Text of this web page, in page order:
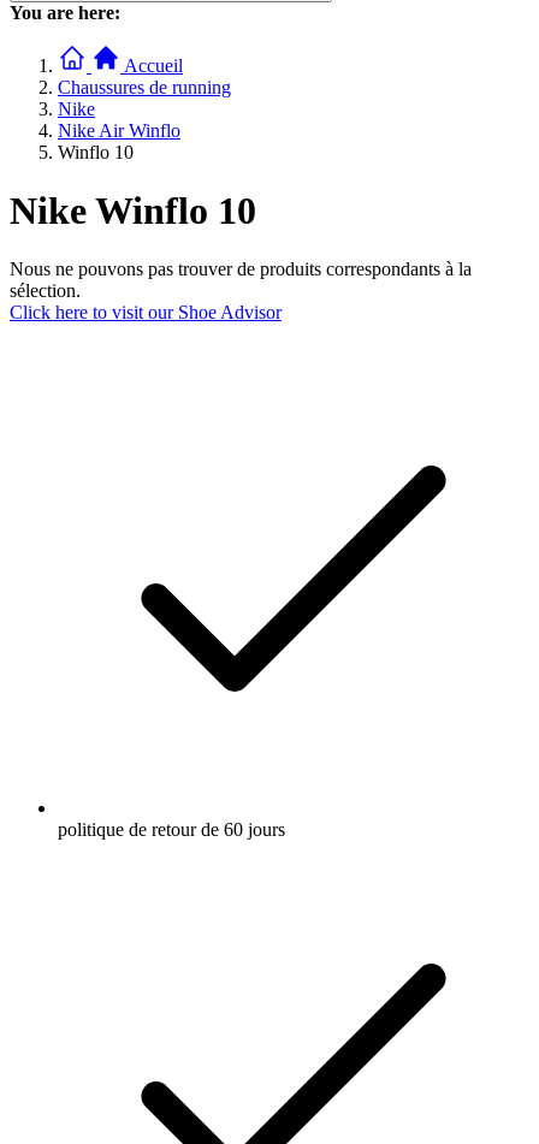
You are here:
Accueil
Chaussures de running
Nike
Nike Air Winflo
Winflo 10
Nike Winflo 10
Nous ne pouvons pas trouver de produits correspondants à la
sélection.
Click here to visit our Shoe Advisor
politique de retour de 60 jours